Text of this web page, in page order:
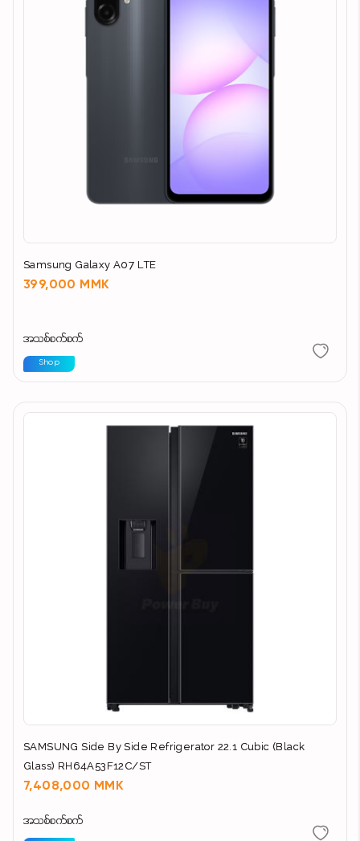
Samsung Galaxy A07 LTE
399,000 MMK
အသစ်စက်စက်
Shop
SAMSUNG Side By Side Refrigerator 22.1 Cubic (Black
Glass) RH64A53F12C/ST
7,408,000 MMK
အသစ်စက်စက်